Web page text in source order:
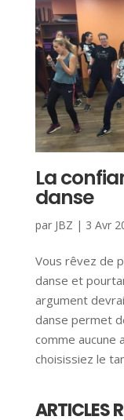
La
danse
par JBZ | 3 Avr
Vous rêvez de
danse et
argument
danse permet
comme aucune
choisissiez le
ARTICLES